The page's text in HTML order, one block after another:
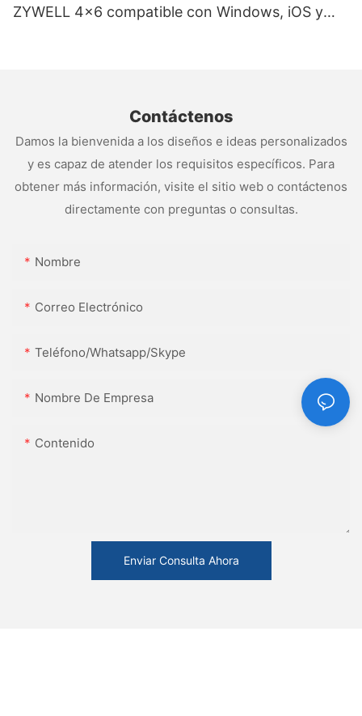
ZYWELL 4x6 compatible con Windows, iOS y
Contáctenos
Damos la bienvenida a los diseños e ideas personalizados
y es capaz de atender los requisitos específicos. Para
obtener más información, visite el sitio web o contáctenos
directamente con preguntas o consultas.
Nombre
Correo Electrónico
Teléfono/whatsapp/skype
Nombre De Empresa
Contenido
Enviar Consulta Ahora